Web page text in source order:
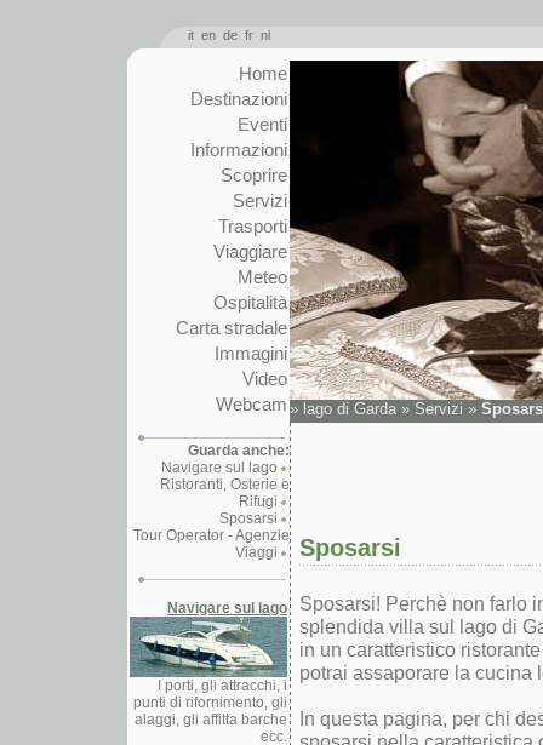
it en de fr nl
Home
Destinazioni
Eventi
Informazioni
Scoprire
Servizi
Trasporti
Viaggiare
Meteo
Ospitalità
Carta stradale
Immagini
Video
Webcam
Guarda anche:
Navigare sul lago
Ristoranti, Osterie e
Rifugi
Sposarsi
Tour Operator - Agenzie
Viaggi
Navigare sul lago
I porti, gli attracchi, i
punti di rifornimento, gli
alaggi, gli affitta barche
ecc.
» lago di Garda » Servizi »
Sposarsi
Sposarsi! Perchè non farlo
splendida villa sul lago di
in un caratteristico
potrai assaporare la cucina
In questa pagina, per chi